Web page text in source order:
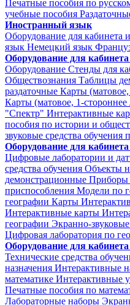
Печатные пособия по
учебные пособия
Иностранный язык
Оборудование для кабинета
язык Немецкий язык
Оборудование для
Оборудование Стенды для
Обществознания Таблицы
раздаточные Карты
Карты (матовое, 1-
"Спектр" Интерактивные
пособия по истории и
звуковые средства
Оборудование для
Цифровые лаборатории и
средства обучения Объекты
демонстрационные Приборы
приспособления Модели по
географии Карты
Интерактивные карты
географии Экранно-
Цифровая лаборатория по
Оборудование для
Технические средства
назначения Интерактивные
математике Интерактивные
Печатные пособия по
Лабораторные наборы